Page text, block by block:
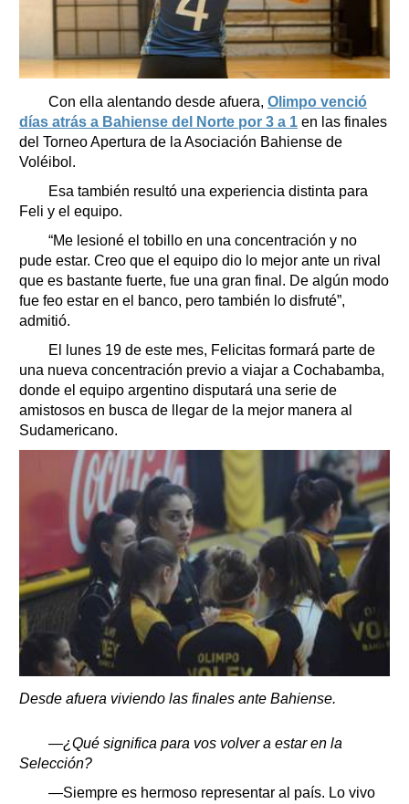
Con ella alentando desde afuera, Olimpo venció
días atrás a Bahiense del Norte por 3 a 1 en las finales
del Torneo Apertura de la Asociación Bahiense de
Voléibol.
Esa también resultó una experiencia distinta para
Feli y el equipo.
“Me lesioné el tobillo en una concentración y no
pude estar. Creo que el equipo dio lo mejor ante un rival
que es bastante fuerte, fue una gran final. De algún modo
fue feo estar en el banco, pero también lo disfruté”,
admitió.
El lunes 19 de este mes, Felicitas formará parte de
una nueva concentración previo a viajar a Cochabamba,
donde el equipo argentino disputará una serie de
amistosos en busca de llegar de la mejor manera al
Sudamericano.
Desde afuera viviendo las finales ante Bahiense.
—¿Qué significa para vos volver a estar en la
Selección?
—Siempre es hermoso representar al país. Lo vivo